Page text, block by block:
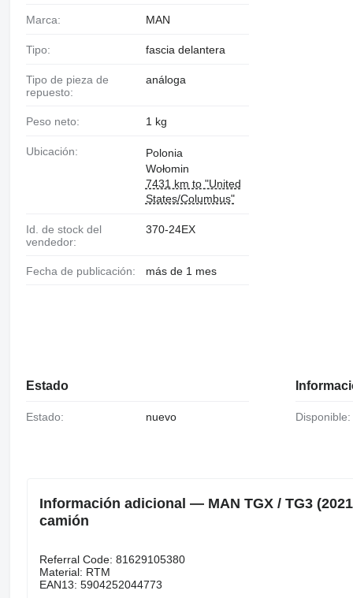
Marca: MAN
Tipo: fascia delantera
Tipo de pieza de
repuesto:
análoga
Peso neto: 1 kg
Ubicación:
Polonia
Wołomin
7431 km to "United
States/Columbus"
Id. de stock del
vendedor:
370-24EX
Fecha de publicación: más de 1 mes
Estado
Estado: nuevo Disponible:
Información adicional — MAN TGX / TG3
camión
Referral Code: 81629105380
Material: RTM
EAN13: 5904252044773